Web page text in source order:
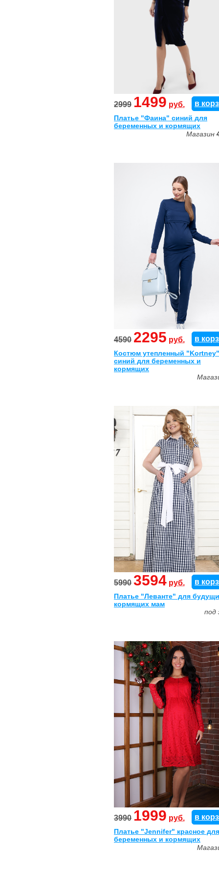
2999 1499 руб. в
Платье "Фаина" синий для
беременных и кормящих
Магазин
4590 2295 руб. в
Костюм утепленный "Kortney"
синий для беременных и
кормящих
5990 3594 руб. в
Платье "Леванте" для
кормящих мам
под
3990 1999 руб. в
Платье "Jennifer" красное для
беременных и кормящих